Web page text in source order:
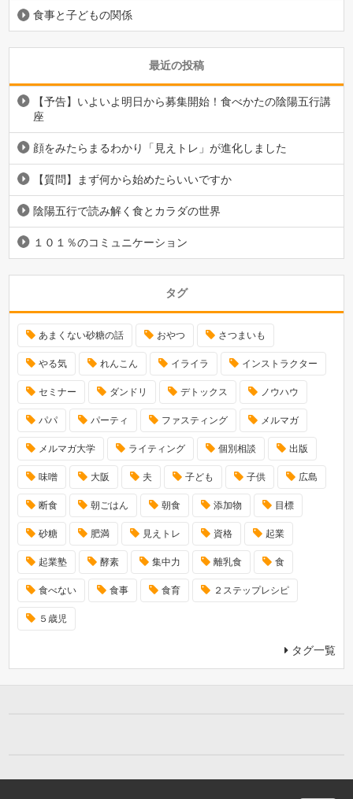
食事と子どもの関係
最近の投稿
【予告】いよいよ明日から募集開始！食べかたの陰陽五行講
座
顔をみたらまるわかり「見えトレ」が進化しました
【質問】まず何から始めたらいいですか
陰陽五行で読み解く食とカラダの世界
１０１％のコミュニケーション
タグ
あまくない砂糖の話 おやつ さつまいも
やる気 れんこん イライラ インストラクター
セミナー ダンドリ デトックス ノウハウ
パパ パーティ ファスティング メルマガ
メルマガ大学 ライティング 個別相談 出版
味噌 大阪 夫 子ども 子供 広島
断食 朝ごはん 朝食 添加物 目標
砂糖 肥満 見えトレ 資格 起業
起業塾 酵素 集中力 離乳食 食
食べない 食事 食育 ２ステップレシピ
５歳児
タグ一覧